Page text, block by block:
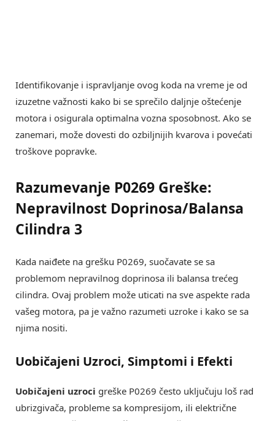
Identifikovanje i ispravljanje ovog koda na vreme je od
izuzetne važnosti kako bi se sprečilo daljnje oštećenje
motora i osigurala optimalna vozna sposobnost. Ako se
zanemari, može dovesti do ozbiljnijih kvarova i povećati
troškove popravke.
Razumevanje P0269 Greške:
Nepravilnost Doprinosa/Balansa
Cilindra 3
Kada naiđete na grešku P0269, suočavate se sa
problemom nepravilnog doprinosa ili balansa trećeg
cilindra. Ovaj problem može uticati na sve aspekte rada
vašeg motora, pa je važno razumeti uzroke i kako se sa
njima nositi.
Uobičajeni Uzroci, Simptomi i Efekti
Uobičajeni uzroci greške P0269 često uključuju loš rad
ubrizgivača, probleme sa kompresijom, ili električne